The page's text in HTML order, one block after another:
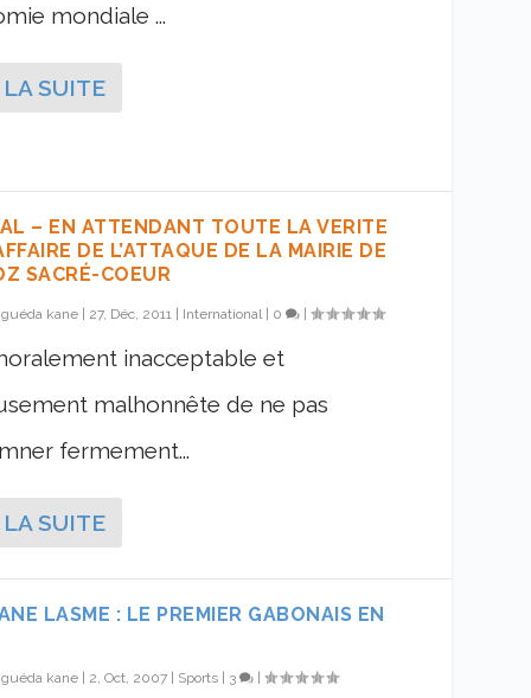
mondiale ...
SUITE
– EN ATTENDANT TOUTE LA VERITE
DE L’ATTAQUE DE LA MAIRIE DE
SACRÉ-COEUR
guéda kane | 27, Déc, 2011 | International | 0 |
inacceptable et
malhonnête de ne pas
fermement...
SUITE
LASME : LE PREMIER GABONAIS EN
guéda kane | 2, Oct, 2007 | Sports | 3 |